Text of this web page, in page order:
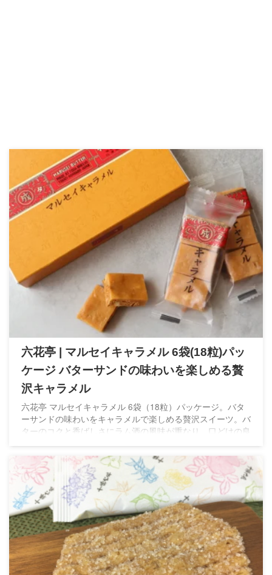
六花亭 | マルセイキャラメル 6袋(18粒)パッ
ケージ バターサンドの味わいを楽しめる贅
沢キャラメル
六花亭 マルセイキャラメル 6袋（18粒）パッケージ。バタ
ーサンドの味わいをキャラメルで楽しめる贅沢スイーツ。バ
ターのコクと香ばしさにラム酒の風味が重なり、口どけの良